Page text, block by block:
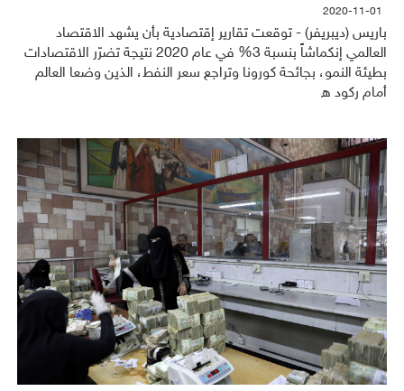
2020-11-01
باريس (ديبريفر) - توقعت تقارير إقتصادية بأن يشهد الاقتصاد
العالمي إنكماشاً بنسبة 3% في عام 2020 نتيجة تضرّر الاقتصادات
بطيئة النمو، بجائحة كورونا وتراجع سعر النفط، الذين وضعا العالم
أمام ركود ه